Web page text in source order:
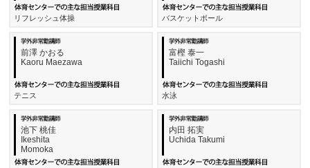
リフレッシュ体操 バスケットボール
前澤 かおる
Kaoru Maezawa
テニス
富樫 泰一
Taiichi Togashi
水泳
池下 桃佳
Ikeshita
Momoka
内田 拓実
Uchida Takumi